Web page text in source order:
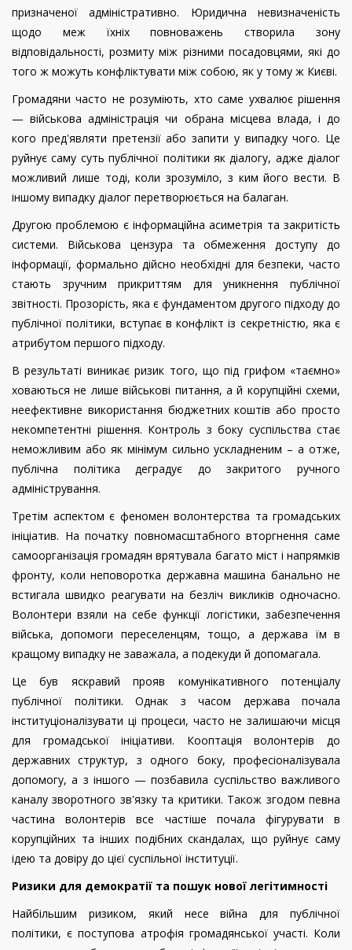
призначеної адміністративно. Юридична невизначеність
щодо меж їхніх повноважень створила зону
відповідальності, розмиту між різними посадовцями, які до
того ж можуть конфліктувати між собою, як у тому ж Києві.
Громадяни часто не розуміють, хто саме ухвалює рішення
— військова адміністрація чи обрана місцева влада, і до
кого пред'являти претензії або запити у випадку чого. Це
руйнує саму суть публічної політики як діалогу, адже діалог
можливий лише тоді, коли зрозуміло, з ким його вести. В
іншому випадку діалог перетворюється на балаган.
Другою проблемою є інформаційна асиметрія та закритість
системи. Військова цензура та обмеження доступу до
інформації, формально дійсно необхідні для безпеки, часто
стають зручним прикриттям для уникнення публічної
звітності. Прозорість, яка є фундаментом другого підходу до
публічної політики, вступає в конфлікт із секретністю, яка є
атрибутом першого підходу.
В результаті виникає ризик того, що під грифом «таємно»
ховаються не лише військові питання, а й корупційні схеми,
неефективне використання бюджетних коштів або просто
некомпетентні рішення. Контроль з боку суспільства стає
неможливим або як мінімум сильно ускладненим – а отже,
публічна політика деградує до закритого ручного
адміністрування.
Третім аспектом є феномен волонтерства та громадських
ініціатив. На початку повномасштабного вторгнення саме
самоорганізація громадян врятувала багато міст і напрямків
фронту, коли неповоротка державна машина банально не
встигала швидко реагувати на безліч викликів одночасно.
Волонтери взяли на себе функції логістики, забезпечення
війська, допомоги переселенцям, тощо, а держава їм в
кращому випадку не заважала, а подекуди й допомагала.
Це був яскравий прояв комунікативного потенціалу
публічної політики. Однак з часом держава почала
інституціоналізувати ці процеси, часто не залишаючи місця
для громадської ініціативи. Кооптація волонтерів до
державних структур, з одного боку, професіоналізувала
допомогу, а з іншого — позбавила суспільство важливого
каналу зворотного зв'язку та критики. Також згодом певна
частина волонтерів все частіше почала фігурувати в
корупційних та інших подібних скандалах, що руйнує саму
ідею та довіру до цієї суспільної інституції.
Ризики для демократії та пошук нової легітимності
Найбільшим ризиком, який несе війна для публічної
політики, є поступова атрофія громадянської участі. Коли